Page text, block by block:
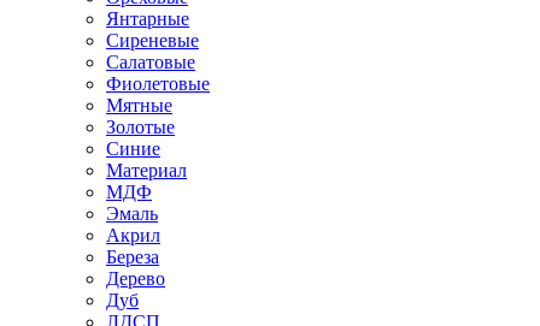
Янтарные
Сиреневые
Салатовые
Фиолетовые
Мятные
Золотые
Синие
Материал
МДФ
Эмаль
Акрил
Береза
Дерево
Дуб
ЛДСП